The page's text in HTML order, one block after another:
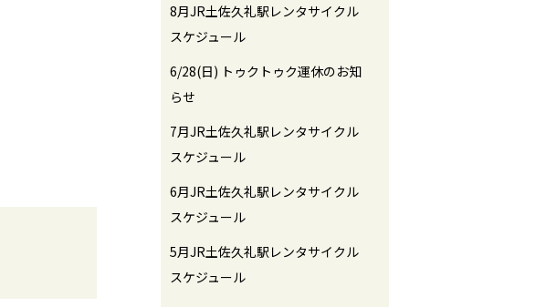
8月JR土佐久礼駅レンタサイクル
スケジュール
6/28(日) トゥクトゥク運休のお知
らせ
7月JR土佐久礼駅レンタサイクル
スケジュール
6月JR土佐久礼駅レンタサイクル
スケジュール
5月JR土佐久礼駅レンタサイクル
スケジュール